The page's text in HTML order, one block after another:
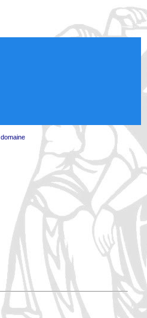
domaine